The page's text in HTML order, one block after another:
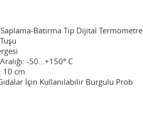
Batırma Tip Dijital Termometre
-50...+150° C
10 cm
İçin Kullanılabilir Burgulu Prob